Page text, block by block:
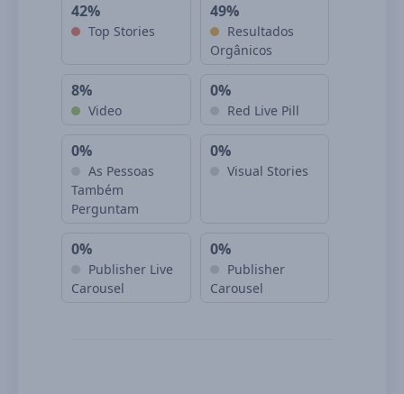
42%
Top Stories
49%
Resultados
Orgânicos
8%
Video
0%
Red Live Pill
0%
As Pessoas
Também
Perguntam
0%
Visual Stories
0%
Publisher Live
Carousel
0%
Publisher
Carousel